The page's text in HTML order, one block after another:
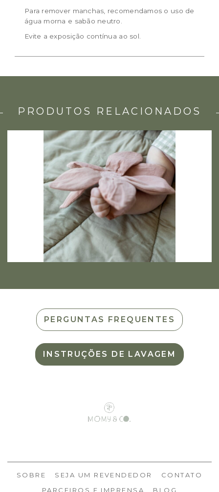
Para remover manchas, recomendamos o uso de
água morna e sabão neutro.
Evite a exposição contínua ao sol.
PRODUTOS RELACIONADOS
PERGUNTAS FREQUENTES
INSTRUÇÕES DE LAVAGEM
SOBRE SEJA UM REVENDEDOR
CONTATO
PARCEIROS E IMPRENSA
BLOG